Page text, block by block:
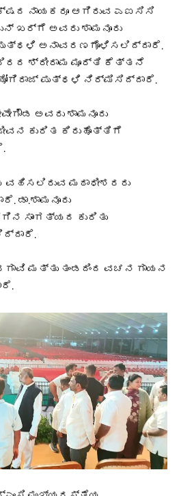
ನಾಯಕರೂ ಆಗಿರುವ ಎಐಸಿಸಿ
ಖರ್ಗೆ ಅವರು ಶಾಮನೂರು
ಅನಾವರಣಗೊಳಿಸಲಿದ್ದಾರೆ.
ಶ್ರೀರಾಮ ಮೂರ್ತಿ ಕೆತ್ತನೆ
ಪುತ್ಥಳಿ ನಿರ್ಮಿಸಿದ್ದಾರೆ.
ಅವರು ಶಾಮನೂರು
ಕುರಿತ ಕಿರುಹೊತ್ತಿಗೆ
ಮಠಾಧೀಶರರು
ಡಾ.ಶಾಮನೂರು
ಸಾಂಗತ್ಯದ ಕುರಿತು
ಮತ್ತು ತಂಡದಿಂದ ವಚನ ಗಾಯನ